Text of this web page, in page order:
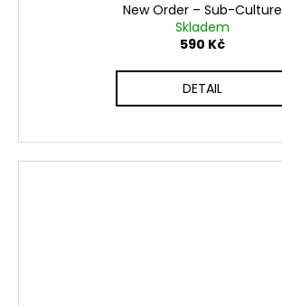
New Order ‎– Sub-Culture
Skladem
590 Kč
DETAIL